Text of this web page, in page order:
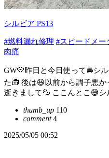
シルビア PS13
#燃料漏れ修理 #スピードメー
肉痛
GW🎌昨日と今日使って🚘シ
た🧰 後は😆以前から調子悪
逝きまして💦 ここんとこ😅シ
thumb_up 110
comment4
2025/05/05 00:52